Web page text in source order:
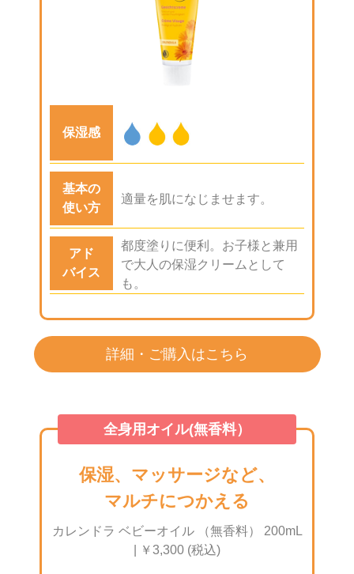
保湿感
基本の
使い方
適量を肌になじませます。
アド
バイス
都度塗りに便利。お子様と兼用
で大人の保湿クリームとして
も。
詳細・ご購入はこちら
全身用オイル(無香料）
保湿、マッサージなど、
マルチにつかえる
カレンドラ ベビーオイル （無香料） 200mL
| ￥3,300 (税込)